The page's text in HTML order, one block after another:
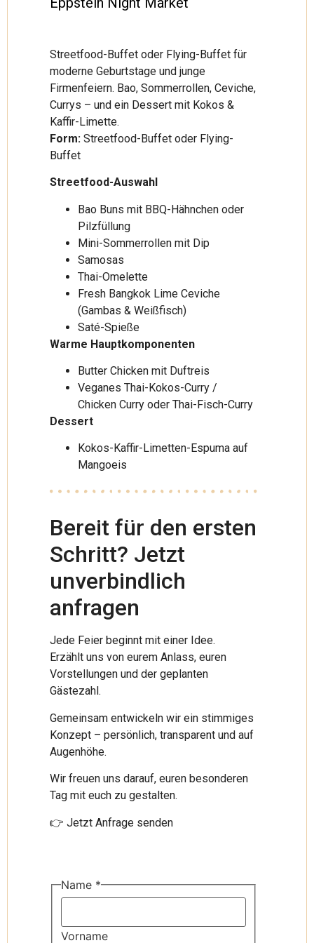
Streetfood-Buffet oder Flying-Buffet für
moderne Geburtstage und junge
Firmenfeiern. Bao, Sommerrollen, Ceviche,
Currys – und ein Dessert mit Kokos &
Kaffir-Limette.
Form: Streetfood-Buffet oder Flying-
Buffet
Streetfood-Auswahl
Bao Buns mit BBQ-Hähnchen oder
Pilzfüllung
Mini-Sommerrollen mit Dip
Samosas
Thai-Omelette
Fresh Bangkok Lime Ceviche
(Gambas & Weißfisch)
Saté-Spieße
Warme Hauptkomponenten
Butter Chicken mit Duftreis
Veganes Thai-Kokos-Curry /
Chicken Curry oder Thai-Fisch-Curry
Dessert
Kokos-Kaffir-Limetten-Espuma auf
Mangoeis
Bereit für den ersten
Schritt? Jetzt
unverbindlich
anfragen
Jede Feier beginnt mit einer Idee.
Erzählt uns von eurem Anlass, euren
Vorstellungen und der geplanten
Gästezahl.
Gemeinsam entwickeln wir ein stimmiges
Konzept – persönlich, transparent und auf
Augenhöhe.
Wir freuen uns darauf, euren besonderen
Tag mit euch zu gestalten.
👉 Jetzt Anfrage senden
Name *
Vorname